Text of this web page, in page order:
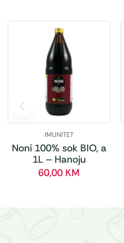
IMUNITET
Noni 100% sok BIO, a
1L – Hanoju
60,00 KM